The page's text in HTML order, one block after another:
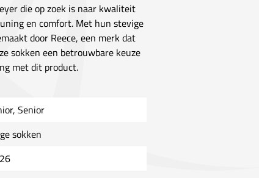
die op zoek is naar kwaliteit
en comfort. Met hun stevige
door Reece, een merk dat
sokken een betrouwbare keuze
met dit product.
Senior
sokken